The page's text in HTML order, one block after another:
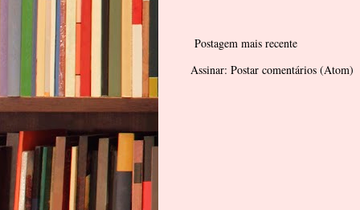
Postagem mais recente
Assinar: Postar comentários (Atom)